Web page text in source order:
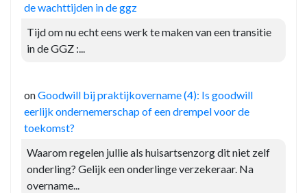
de wachttijden in de ggz
Tijd om nu echt eens werk te maken van een transitie
in de GGZ :...
onGoodwill bij praktijkovername (4): Is goodwill
eerlijk ondernemerschap of een drempel voor de
toekomst?
Waarom regelen jullie als huisartsenzorg dit niet zelf
onderling? Gelijk een onderlinge verzekeraar. Na
overname...